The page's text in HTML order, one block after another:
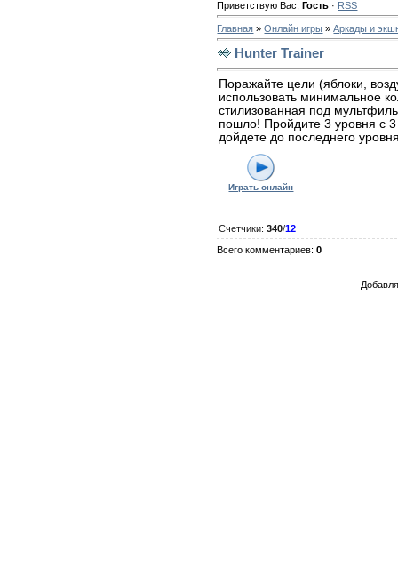
Приветствую Вас ,Гость · RSS
Главная »Онлайн игры »Аркады и
Hunter Trainer
Поражайте цели (яблоки,
использовать минимальное
стилизованная под
пошло! Пройдите 3 уровня с 3
дойдете до последнего
Играть онлайн
Счетчики:340/12
Всего комментариев:0